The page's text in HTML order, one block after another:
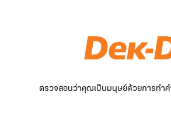
ตรวจสอบว่าคุณเป็นมนุษย์ด้วยการทำค